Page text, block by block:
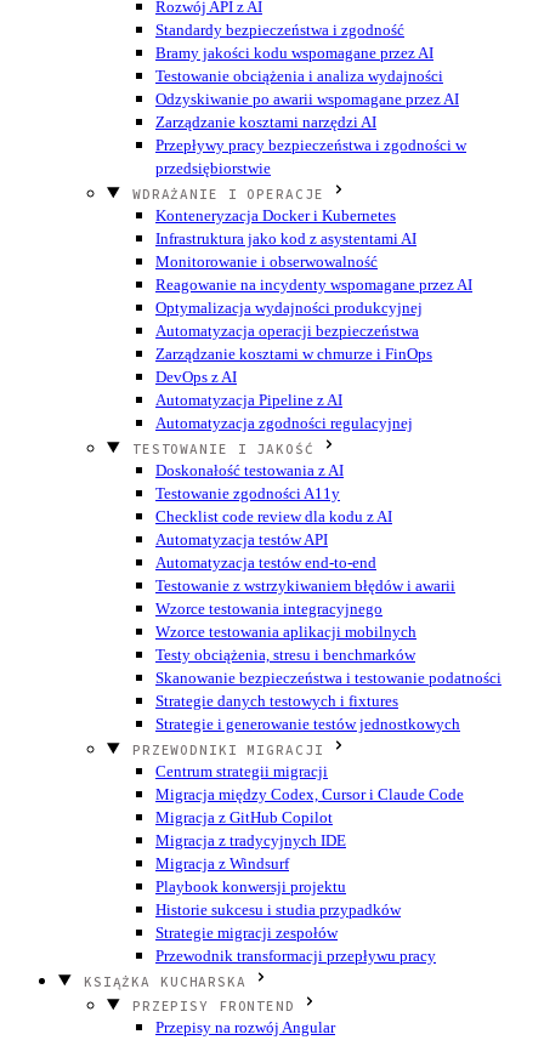
Rozwój API z AI
Standardy bezpieczeństwa i zgodność
Bramy jakości kodu wspomagane przez AI
Testowanie obciążenia i analiza wydajności
Odzyskiwanie po awarii wspomagane przez AI
Zarządzanie kosztami narzędzi AI
Przepływy pracy bezpieczeństwa i zgodności w
przedsiębiorstwie
WDRAŻANIE I OPERACJE
Konteneryzacja Docker i Kubernetes
Infrastruktura jako kod z asystentami AI
Monitorowanie i obserwowalność
Reagowanie na incydenty wspomagane przez AI
Optymalizacja wydajności produkcyjnej
Automatyzacja operacji bezpieczeństwa
Zarządzanie kosztami w chmurze i FinOps
DevOps z AI
Automatyzacja Pipeline z AI
Automatyzacja zgodności regulacyjnej
TESTOWANIE I JAKOŚĆ
Doskonałość testowania z AI
Testowanie zgodności A11y
Checklist code review dla kodu z AI
Automatyzacja testów API
Automatyzacja testów end-to-end
Testowanie z wstrzykiwaniem błędów i awarii
Wzorce testowania integracyjnego
Wzorce testowania aplikacji mobilnych
Testy obciążenia, stresu i benchmarków
Skanowanie bezpieczeństwa i testowanie podatności
Strategie danych testowych i fixtures
Strategie i generowanie testów jednostkowych
PRZEWODNIKI MIGRACJI
Centrum strategii migracji
Migracja między Codex, Cursor i Claude Code
Migracja z GitHub Copilot
Migracja z tradycyjnych IDE
Migracja z Windsurf
Playbook konwersji projektu
Historie sukcesu i studia przypadków
Strategie migracji zespołów
Przewodnik transformacji przepływu pracy
KSIĄŻKA KUCHARSKA
PRZEPISY FRONTEND
Przepisy na rozwój Angular